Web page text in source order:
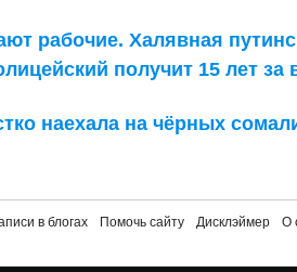
рабочие. Халявная
получит 15 лет за
наехала на чёрных
в блогах Помочь сайту Дисклэймер О